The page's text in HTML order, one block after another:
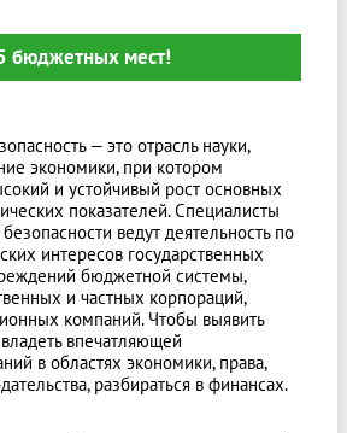
бюджетных мест!
— это отрасль науки,
экономики, при котором
и устойчивый рост основных
показателей. Специалисты
ведут деятельность по
интересов государственных
бюджетной системы,
и частных корпораций,
компаний. Чтобы выявить
впечатляющей
в областях экономики, права,
разбираться в финансах.